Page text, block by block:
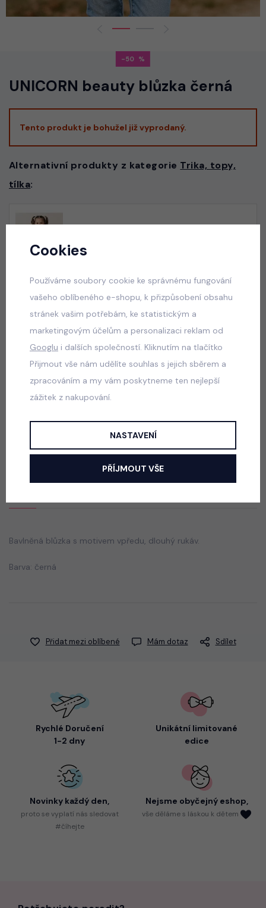
-50
UNICORN beauty blůzka černá
Tento produkt je bohužel již vyprodaný.
Alternativní produkty z kategorie Trika, topy,
tílka:
skladem
Summer cats triko s třásněmi černé
skladem
50 Kč
Bavlněná blůzka s motivem vpředu, dlouhý rukáv.
Barva: černá
Přidat mezi oblíbené Mám dotaz Sdílet
Rychlé Doručení
1-2 dny
Unikátní limitované
edice
Novinky každý den,
protose vyplatí nás sledovat
#číhejte
Nejsme obyčejný eshop,
vše děláme s láskou k dětem
Cookies
Používáme soubory cookie ke správnému fungování
vašeho oblíbeného e-shopu, k přizpůsobení obsahu
stránek vašim potřebám, ke statistickým a
marketingovým účelům a personalizaci reklam od
Googlu i dalších společností. Kliknutím na tlačítko
Přijmout vše nám udělíte souhlas s jejich sběrem a
zpracováním a my vám poskytneme ten nejlepší
zážitek z nakupování.
NASTAVENÍ
PŘÍJMOUT VŠE